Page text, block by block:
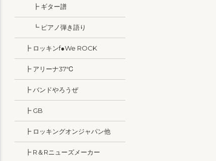
┣ ギター譜
┗ ピアノ弾き語り
┣ ロッキンf●We ROCK
┣ アリーナ37℃
┣ バンドやろうぜ
┣ GB
┣ ロッキングオンジャパン他
┣ R＆Rニューズメーカー